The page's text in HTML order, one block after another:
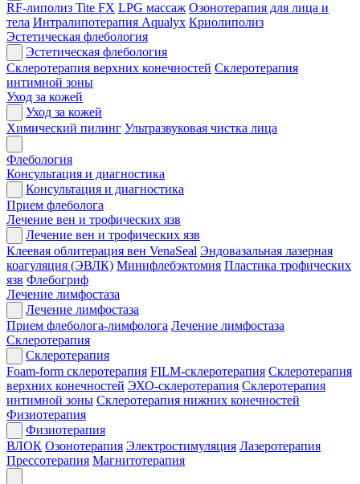
RF-липолиз Tite FX LPG массаж Озонотерапия для лица и
тела Интралипотерапия Aqualyx Криолиполиз
Эстетическая флебология
Эстетическая флебология
Склеротерапия верхних конечностей Склеротерапия
интимной зоны
Уход за кожей
Уход за кожей
Химический пилинг Ультразвуковая чистка лица
Флебология
Консультация и диагностика
Консультация и диагностика
Прием флеболога
Лечение вен и трофических язв
Лечение вен и трофических язв
Клеевая облитерация вен VenaSeal Эндовазальная лазерная
коагуляция (ЭВЛК) Минифлебэктомия Пластика трофических
язв Флебогриф
Лечение лимфостаза
Лечение лимфостаза
Прием флеболога-лимфолога Лечение лимфостаза
Склеротерапия
Склеротерапия
Foam-form склеротерапия FILM-склеротерапия Склеротерапия
верхних конечностей ЭХО-склеротерапия Склеротерапия
интимной зоны Склеротерапия нижних конечностей
Физиотерапия
Физиотерапия
ВЛОК Озонотерапия Электростимуляция Лазеротерапия
Прессотерапия Магнитотерапия